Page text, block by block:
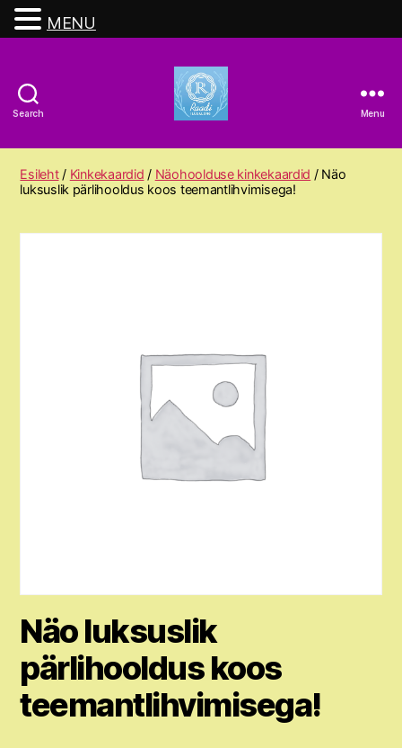
Search
Ilusalong
Menu
Esileht/ Kinkekaardid / Näohoolduse kinkekaardid / Näo
luksuslik pärlihooldus koos teemantlihvimisega!
Näo luksuslik
pärlihooldus koos
teemantlihvimisega!
MENU